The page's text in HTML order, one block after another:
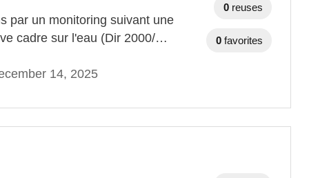
par un monitoring suivant une
cadre sur l'eau (Dir 2000/…
14, 2025
0 reuses
0 favorites